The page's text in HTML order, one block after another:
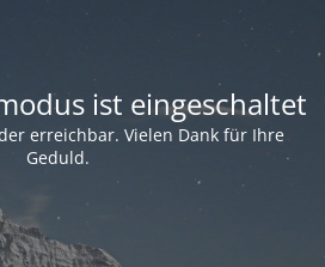
ist eingeschaltet
erreichbar. Vielen Dank für Ihre
Geduld.